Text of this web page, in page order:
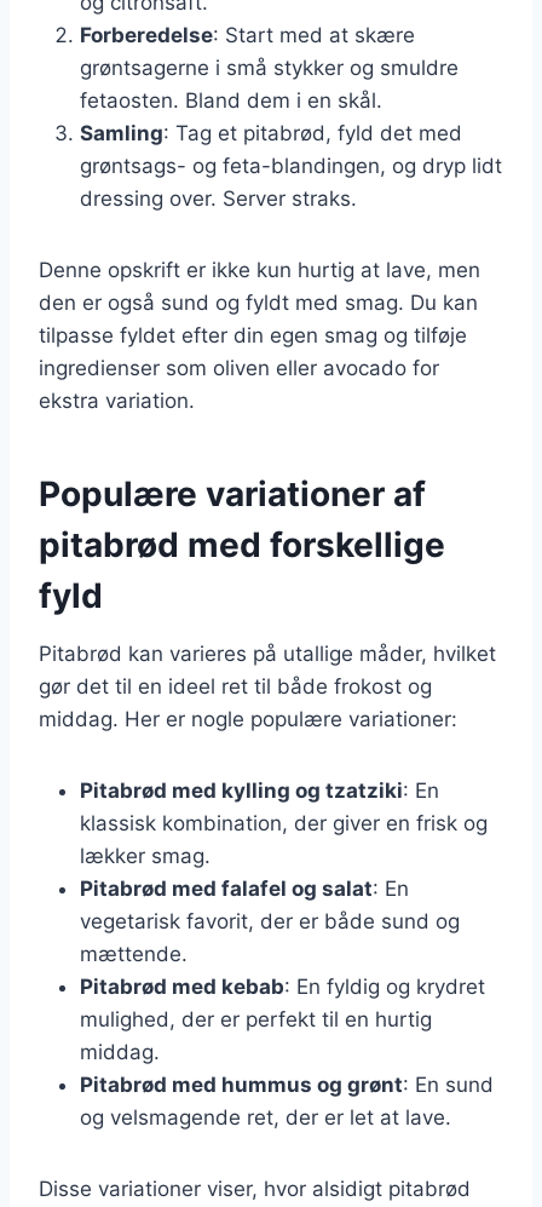
Forberedelse: Start med at skære
grøntsagerne i små stykker og smuldre
fetaosten. Bland dem i en skål.
Samling: Tag et pitabrød, fyld det med
grøntsags- og feta-blandingen, og dryp lidt
dressing over. Server straks.
Denne opskrift er ikke kun hurtig at lave, men
den er også sund og fyldt med smag. Du kan
tilpasse fyldet efter din egen smag og tilføje
ingredienser som oliven eller avocado for
ekstra variation.
Populære variationer af
pitabrød med forskellige
fyld
Pitabrød kan varieres på utallige måder, hvilket
gør det til en ideel ret til både frokost og
middag. Her er nogle populære variationer:
Pitabrød med kylling og tzatziki: En
klassisk kombination, der giver en frisk og
lækker smag.
Pitabrød med falafel og salat: En
vegetarisk favorit, der er både sund og
mættende.
Pitabrød med kebab: En fyldig og krydret
mulighed, der er perfekt til en hurtig
middag.
Pitabrød med hummus og grønt: En sund
og velsmagende ret, der er let at lave.
Disse variationer viser, hvor alsidigt pitabrød